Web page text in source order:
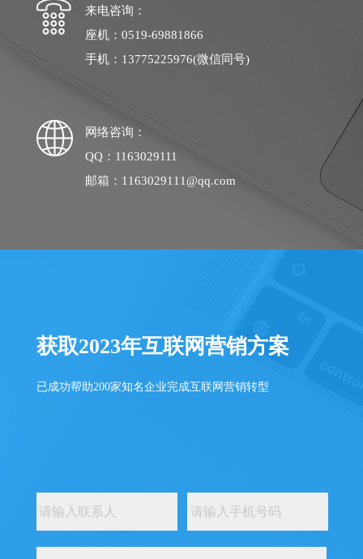
来电咨询：
座机：0519-69881866
手机：13775225976(微信同号)
网络咨询：
QQ：1163029111
邮箱：1163029111@qq.com
获取2023年互联网营销方案
已成功帮助200家知名企业完成互联网营销转型